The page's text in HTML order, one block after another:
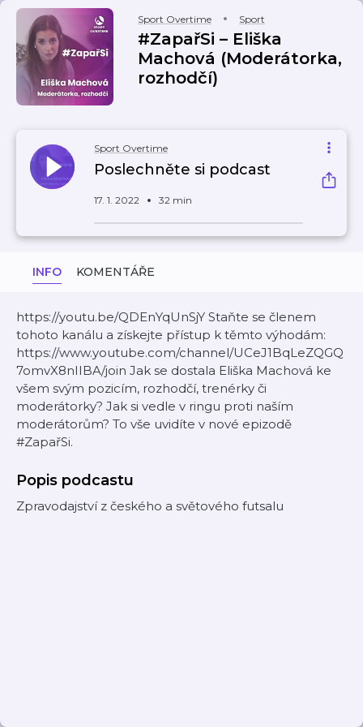
Sport Overtime Sport
#ZapařSi – Eliška
Machová (Moderátorka,
rozhodčí)
Sport Overtime
Poslechněte si podcast
17. 1. 2022 32 min
INFO KOMENTÁŘE
https://youtu.be/QDEnYqUnSjY Staňte se členem
tohoto kanálu a získejte přístup k těmto výhodám:
https://www.youtube.com/channel/UCeJ1BqLeZQGQ
7omvX8nIIBA/join Jak se dostala Eliška Machová ke
všem svým pozicím, rozhodčí, trenérky či
moderátorky? Jak si vedle v ringu proti naším
moderátorům? To vše uvidíte v nové epizodě
#ZapařSi.
Popis podcastu
Zpravodajství z českého a světového futsalu